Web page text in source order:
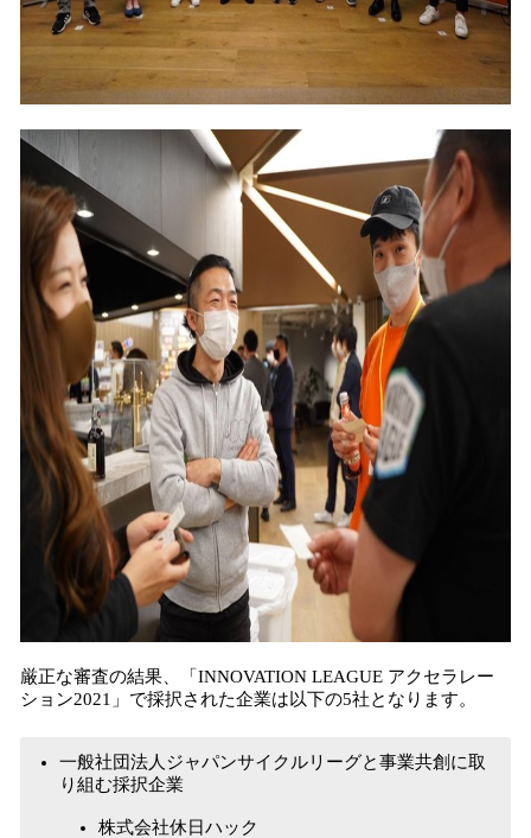
厳正な審査の結果、「INNOVATION LEAGUE アクセラレー
ション2021」で採択された企業は以下の5社となります。
​一般社団法人ジャパンサイクルリーグと事業共創に取
り組む採択企業
株式会社休日ハック